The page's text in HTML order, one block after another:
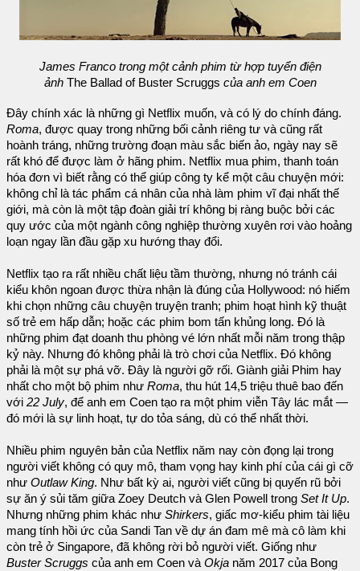
James Franco trong một cảnh phim từ hợp tuyển điện
ảnhThe Ballad of Buster Scruggs của anh em Coen
Đây chính xác là những gì Netflix muốn, và có lý do chính đáng.
Roma, được quay trong những bối cảnh riêng tư và cũng rất
hoành tráng, những trường đoạn màu sắc biến ảo, ngày nay sẽ
rất khó để được làm ở hãng phim. Netflix mua phim, thanh toán
hóa đơn vì biết rằng có thể giúp công ty kể một câu chuyện mới:
không chỉ là tác phẩm cá nhân của nhà làm phim vĩ đại nhất thế
giới, mà còn là một tập đoàn giải trí không bị ràng buộc bởi các
quy ước của một ngành công nghiệp thường xuyên rơi vào hoảng
loạn ngay lần đầu gặp xu hướng thay đổi.
Netflix tạo ra rất nhiều chất liệu tầm thường, nhưng nó tránh cái
kiểu khôn ngoan được thừa nhận là đúng của Hollywood: nó hiếm
khi chọn những câu chuyện truyện tranh; phim hoạt hình kỹ thuật
số trẻ em hấp dẫn; hoặc các phim bom tấn khủng long. Đó là
những phim đạt doanh thu phòng vé lớn nhất mỗi năm trong thập
kỷ này. Nhưng đó không phải là trò chơi của Netflix. Đó không
phải là một sự phá vỡ. Đây là người gỡ rối. Giành giải Phim hay
nhất cho một bộ phim như Roma, thu hút 14,5 triệu thuê bao đến
với 22 July, để anh em Coen tạo ra một phim viễn Tây lác mắt —
đó mới là sự linh hoạt, tự do tỏa sáng, dù có thể nhất thời.
Nhiều phim nguyên bản của Netflix năm nay còn đọng lại trong
người viết không có quy mô, tham vọng hay kinh phí của cái gì cỡ
như Outlaw King. Như bất kỳ ai, người viết cũng bị quyến rũ bởi
sự ăn ý sủi tăm giữa Zoey Deutch và Glen Powell trong Set It Up.
Nhưng những phim khác như Shirkers, giấc mơ-kiểu phim tài liệu
mang tính hồi ức của Sandi Tan về dự án đam mê mà cô làm khi
còn trẻ ở Singapore, đã không rời bỏ người viết. Giống như
Buster Scruggs của anh em Coen và Okja năm 2017 của Bong